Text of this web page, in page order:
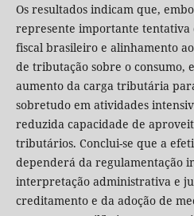
Os resultados indicam que,
represente importante tentativa
fiscal brasileiro e alinhamento
de tributação sobre o consumo,
aumento da carga tributária
sobretudo em atividades
reduzida capacidade de
tributários. Conclui-se que a
dependerá da regulamentação
interpretação administrativa e
creditamento e da adoção de